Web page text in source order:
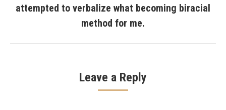
post:
attempted to verbalize what becoming biracial
method for me.
Leave a Reply